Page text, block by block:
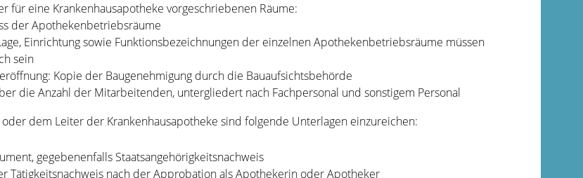
für eine Krankenhausapotheke vorgeschriebenen Räume:
der Apothekenbetriebsräume
Einrichtung sowie Funktionsbezeichnungen der einzelnen Apothekenbetriebsräume müssen
sein
Kopie der Baugenehmigung durch die Bauaufsichtsbehörde
die Anzahl der Mitarbeitenden, untergliedert nach Fachpersonal und sonstigem Personal
dem Leiter der Krankenhausapotheke sind folgende Unterlagen einzureichen:
gegebenenfalls Staatsangehörigkeitsnachweis
Tätigkeitsnachweis nach der Approbation als Apothekerin oder Apotheker